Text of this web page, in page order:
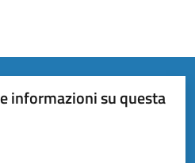
informazioni su questa